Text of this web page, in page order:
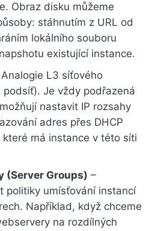
Obraz disku můžeme
stáhnutím z URL od
lokálního souboru
existující instance.
L3 síťového
podsíť). Je vždy podřazená
nastavit IP rozsahy
adres přes DHCP
které má instance v této síti
(Server Groups) –
politiky umísťování instancí
Například, když chceme
na rozdílných